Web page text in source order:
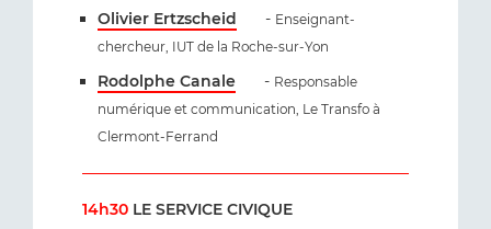
Olivier Ertzscheid - Enseignant-
chercheur, IUT de la Roche-sur-Yon
Rodolphe Canale - Responsable
numérique et communication, Le Transfo à
Clermont-Ferrand
14h30 LE SERVICE CIVIQUE